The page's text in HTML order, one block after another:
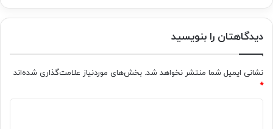
دیدگاهتان را بنویسید
نشانی ایمیل شما منتشر نخواهد شد. بخش‌های موردنیاز علامت‌گذاری شده‌اند
*